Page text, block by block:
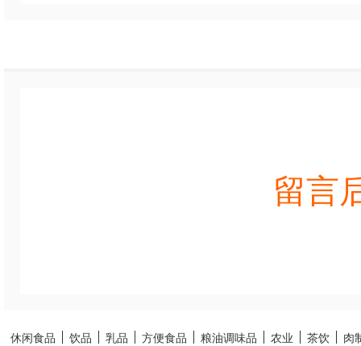
留言
休闲食品 饮品 乳品 方便食品 粮油调味品 农业 茶饮 肉